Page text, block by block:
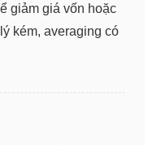
giảm giá vốn hoặc
kém, averaging có